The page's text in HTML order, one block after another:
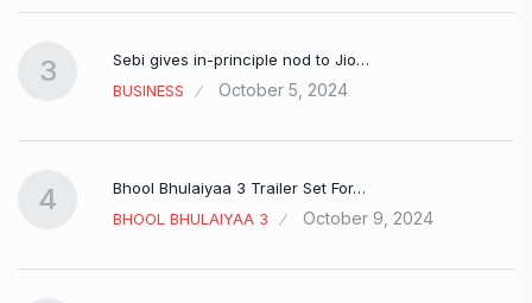
3
Sebi gives in-principle nod to Jio…
BUSINESS
October 5, 2024
4
Bhool Bhulaiyaa 3 Trailer Set For…
BHOOL BHULAIYAA 3
October 9, 2024